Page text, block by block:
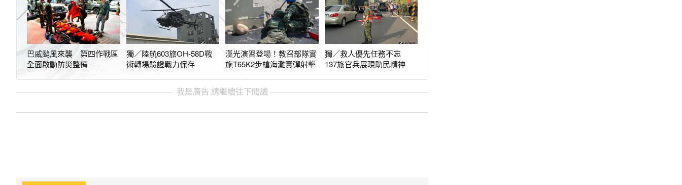
巴威颱風來襲 第四作戰區
全面啟動防災整備
獨／陸航603旅OH-58D戰
術轉場驗證戰力保存
漢光演習登場！教召部隊實
施T65K2步槍海灘實彈射擊
獨／救人優先任務不忘
137旅官兵展現助民精神
我是廣告 請繼續往下閱讀